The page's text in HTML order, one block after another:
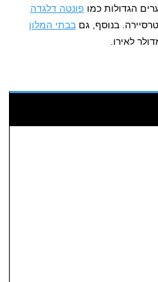
הגדולות כמו פונטה דלגדה
בנוסף, גםבבתי המלון
לאירו.